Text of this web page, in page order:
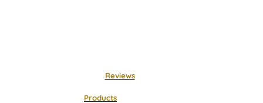
Reviews
Products